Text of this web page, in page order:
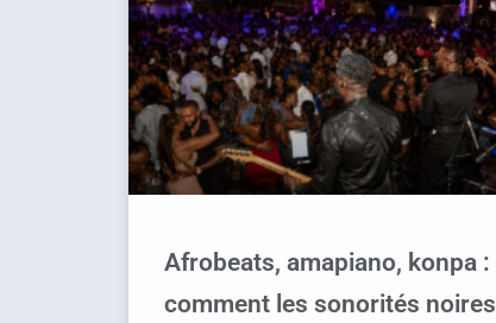
Afrobeats, amapiano, konpa :
comment les sonorités noires